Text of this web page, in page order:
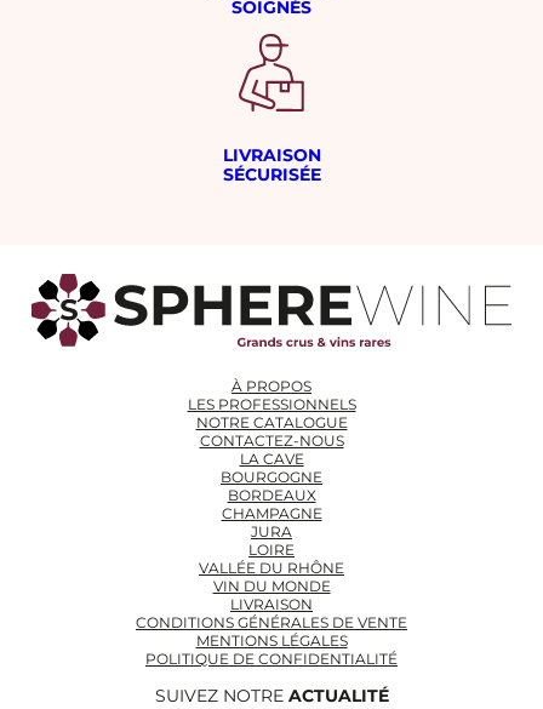
SOIGNÉS
LIVRAISON
SÉCURISÉE
À PROPOS
LES PROFESSIONNELS
NOTRE CATALOGUE
CONTACTEZ-NOUS
LA CAVE
BOURGOGNE
BORDEAUX
CHAMPAGNE
JURA
LOIRE
VALLÉE DU RHÔNE
VIN DU MONDE
LIVRAISON
CONDITIONS GÉNÉRALES DE VENTE
MENTIONS LÉGALES
POLITIQUE DE CONFIDENTIALITÉ
SUIVEZ NOTRE ACTUALITÉ